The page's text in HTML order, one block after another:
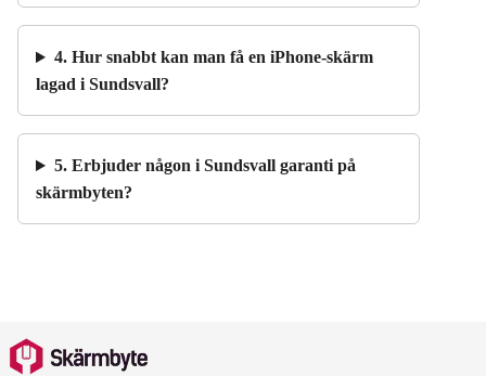
4. Hur snabbt kan man få en iPhone-skärm
lagad i Sundsvall?
5. Erbjuder någon i Sundsvall garanti på
skärmbyten?